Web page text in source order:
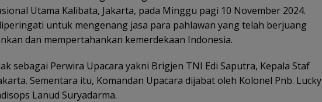
Utama Kalibata, Jakarta, pada Minggu pagi 10 November 2024.
untuk mengenang jasa para pahlawan yang telah berjuang
dan mempertahankan kemerdekaan Indonesia.
sebagai Perwira Upacara yakni Brigjen TNI Edi Saputra, Kepala Staf
Sementara itu, Komandan Upacara dijabat oleh Kolonel Pnb. Lucky
Lanud Suryadarma.